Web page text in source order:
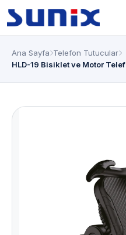
Ana Sayfa Telefon Tutucular
HLD-19 Bisiklet ve Motor